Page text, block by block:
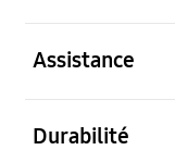
Assistance
Durabilité